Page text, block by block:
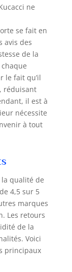
2
porte
votre
la
mode
le
un
de
ne
se fait en
avis des
de la
le fait qu’il
réduisant
il est à
nécessite
à tout
qualité de
4,5 sur 5
marques
Les retours
de la
Voici
principaux